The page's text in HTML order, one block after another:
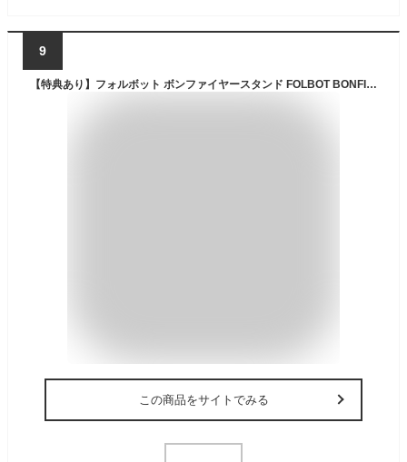
9
【特典あり】フォルボット ボンファイヤースタンド FOLBOT BONFIRE STAND FT-BFS00006 焚き火台 焚火 クッカー グリル バーべキュー コンロ バーベキュー BBQ 防災 フェス おしゃれ キャンプ アウトドア
この商品をサイトでみる